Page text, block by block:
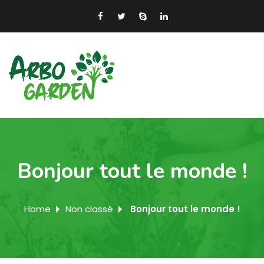
Bonjour tout le monde !
Home Non classé Bonjour tout le monde !